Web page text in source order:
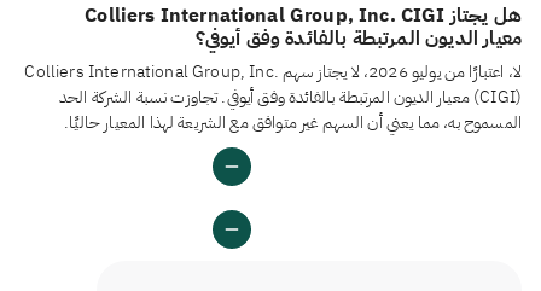
هل يجتاز Colliers International Group, Inc. CIGI
معيار الديون المرتبطة بالفائدة وفق أيوفي؟
لا، اعتبارًا من يوليو 2026، لا يجتاز سهم Colliers International Group, Inc.
(CIGI) معيار الديون المرتبطة بالفائدة وفق أيوفي. تجاوزت نسبة الشركة الحد
المسموح به، مما يعني أن السهم غير متوافق مع الشريعة لهذا المعيار حاليًا.